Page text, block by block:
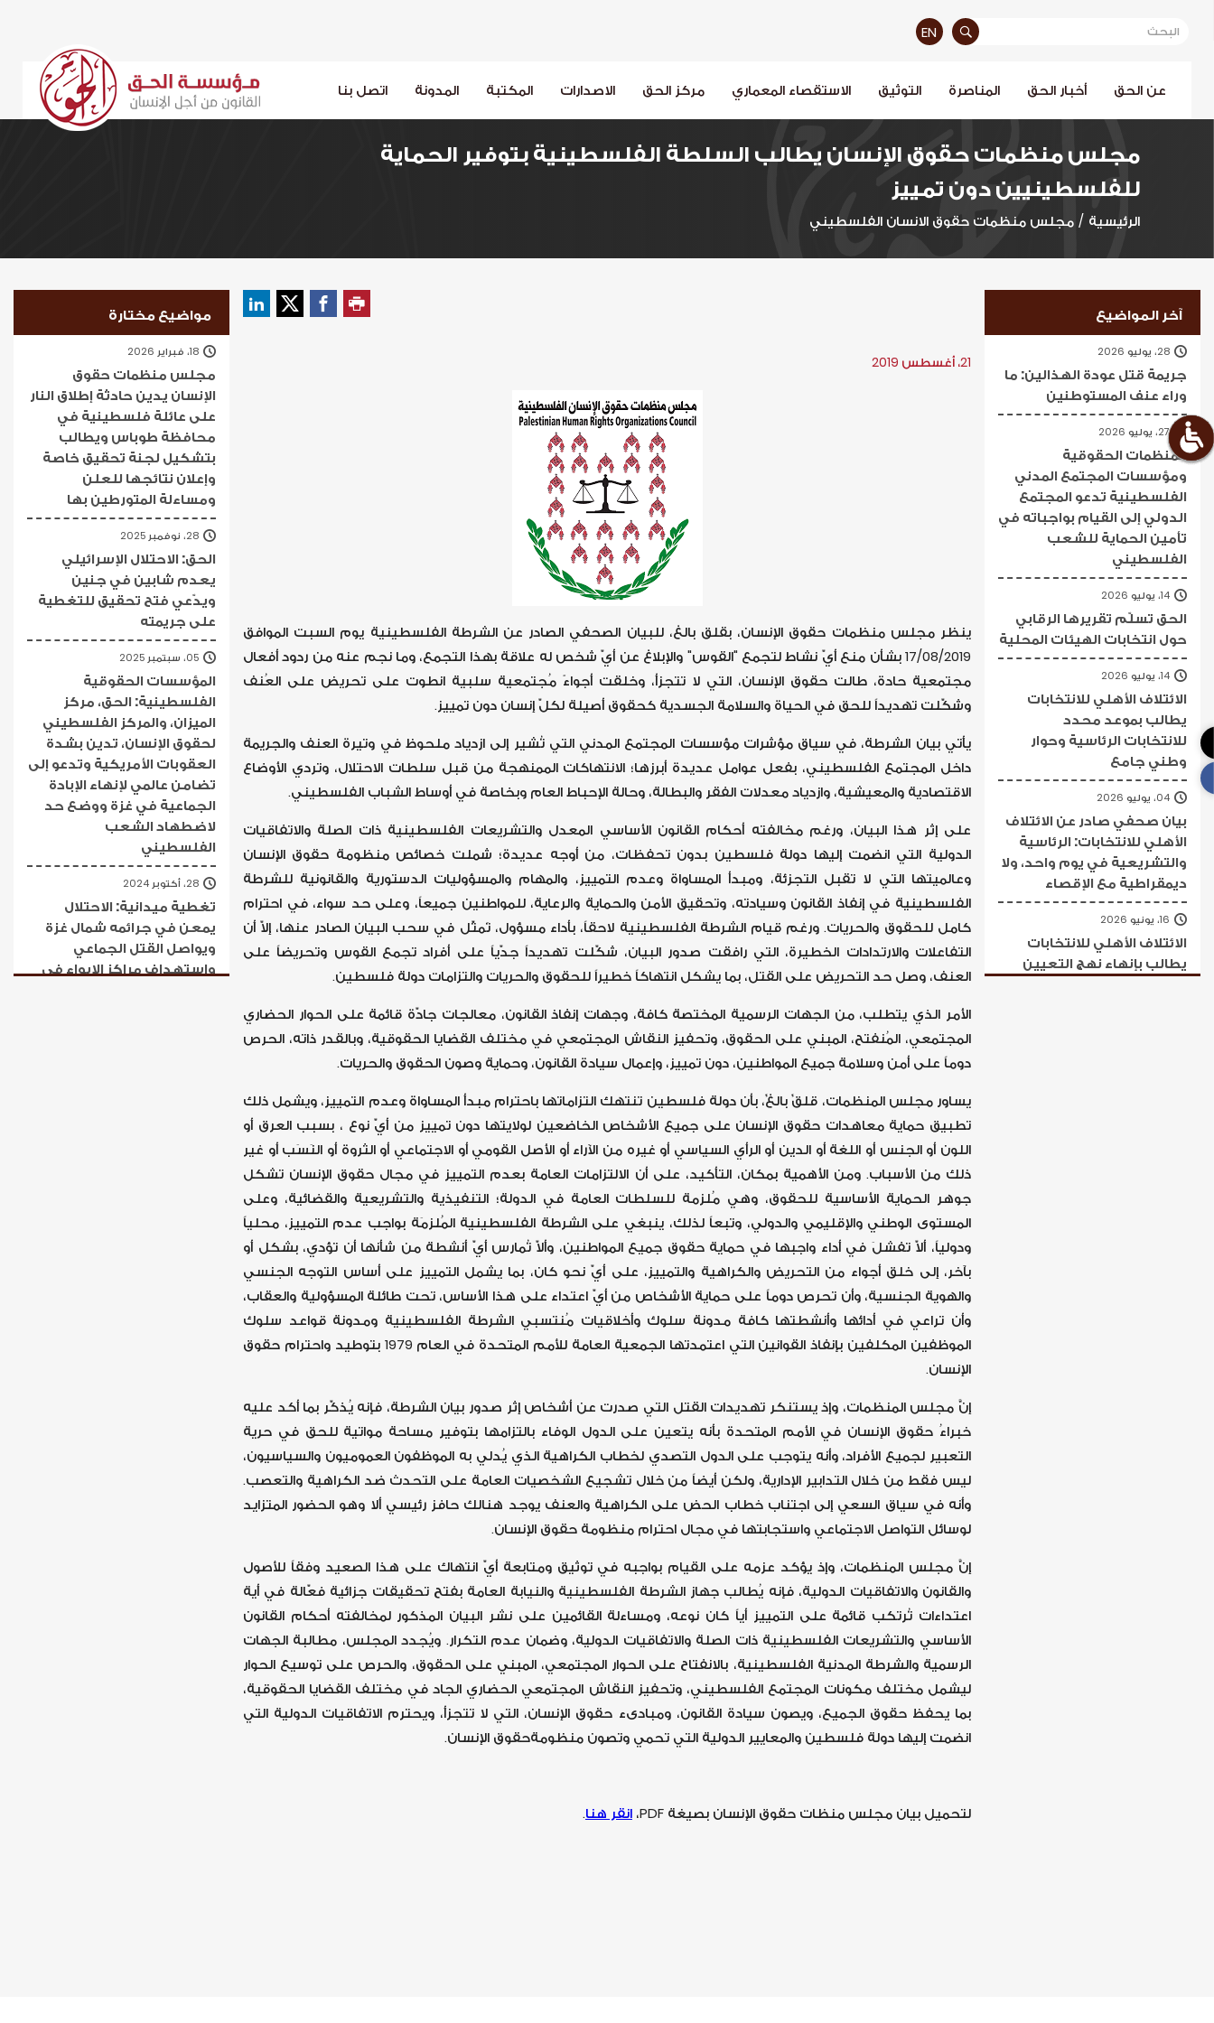
EN
عن الحق أخبار الحق المناصرة التوثيق الاستقصاء المعماري مركز الحق الاصدارات المكتبة المدونة اتصل بنا
مجلس منظمات حقوق الإنسان يطالب السلطة الفلسطينية بتوفير الحماية
للفلسطينيين دون تمييز
الرئيسية / مجلس منظمات حقوق الانسان الفلسطيني
آخر المواضيع
28، يوليو 2026
جريمة قتل عودة الهذالين: ما
وراء عنف المستوطنين
27، يوليو 2026
المنظمات الحقوقية
ومؤسسات المجتمع المدني
الفلسطينية تدعو المجتمع
الدولي إلى القيام بواجباته في
تأمين الحماية للشعب
الفلسطيني
14، يوليو 2026
الحق تسلّم تقريرها الرقابي
حول انتخابات الهيئات المحلية
14، يوليو 2026
الائتلاف الأهلي للانتخابات
يطالب بموعد محدد
للانتخابات الرئاسية وحوار
وطني جامع
04، يوليو 2026
بيان صحفي صادر عن الائتلاف
الأهلي للانتخابات: الرئاسية
والتشريعية في يوم واحد، ولا
ديمقراطية مع الإقصاء
16، يونيو 2026
الائتلاف الأهلي للانتخابات
يطالب بإنهاء نهج التعيين
21، أغسطس 2019
ينظر مجلس منظمات حقوق الإنسان، بقلق بالغ، للبيان الصحفي الصادر عن الشرطة الفلسطينية يوم السبت الموافق
17/08/2019 بشأن منع أيّ نشاط لتجمع "القوس" والإبلاغ عن أيّ شخص له علاقة بهذا التجمع، وما نجم عنه من ردود أفعال
مجتمعية حادة، طالت حقوق الإنسان، التي لا تتجزأ، وخلقت أجواءً مُجتمعية سلبية انطوت على تحريض على العُنف
وشكّلت تهديداً للحق في الحياة والسلامة الجسدية كحقوق أصيلة لكلّ إنسان دون تمييز.
يأتي بيان الشرطة، في سياق مؤشرات مؤسسات المجتمع المدني التي تُشير إلى ازدياد ملحوظ في وتيرة العنف والجريمة
داخل المجتمع الفلسطيني، بفعل عوامل عديدة أبرزها؛ الانتهاكات الممنهجة من قبل سلطات الاحتلال، وتردي الأوضاع
الاقتصادية والمعيشية، وازدياد معدلات الفقر والبطالة، وحالة الإحباط العام وبخاصة في أوساط الشباب الفلسطيني.
على إثر هذا البيان، ورغم مخالفته أحكام القانون الأساسي المعدل والتشريعات الفلسطينية ذات الصلة والاتفاقيات
الدولية التي انضمت إليها دولة فلسطين بدون تحفظات، من أوجه عديدة؛ شملت خصائص منظومة حقوق الإنسان
وعالميتها التي لا تقبل التجزئة، ومبدأ المساواة وعدم التمييز، والمهام والمسؤوليات الدستورية والقانونية للشرطة
الفلسطينية في إنفاذ القانون وسيادته، وتحقيق الأمن والحماية والرعاية، للمواطنين جميعاً، وعلى حد سواء، في احترام
كامل للحقوق والحريات. ورغم قيام الشرطة الفلسطينية لاحقاً، بأداء مسؤول، تَمثّل في سحب البيان الصادر عنها، إلاّ أن
التفاعلات والارتدادات الخطيرة، التي رافقت صدور البيان، شكّلت تهديداً جدّياً على أفراد تجمع القوس وتحريضاً على
العنف، وصل حد التحريض على القتل، بما يشكل انتهاكاً خطيراً للحقوق والحريات والتزامات دولة فلسطين.
الأمر الذي يتطلب، من الجهات الرسمية المختصة كافة، وجهات إنفاذ القانون، معالجات جادّة قائمة على الحوار الحضاري
المجتمعي، المُنفتح، المبني على الحقوق، وتحفيز النقاش المجتمعي في مختلف القضايا الحقوقية، وبالقدر ذاته، الحرص
دوماً على أمن وسلامة جميع المواطنين، دون تمييز، وإعمال سيادة القانون، وحماية وصون الحقوق والحريات.
يساور مجلس المنظمات، قلقٌ بالغٌ، بأن دولة فلسطين تنتهك التزاماتها باحترام مبدأ المساواة وعدم التمييز، ويشمل ذلك
تطبيق حماية معاهدات حقوق الإنسان على جميع الأشخاص الخاضعين لولايتها دون تمييز من أيّ نوع ، بسبب العرق أو
اللون أو الجنس أو اللغة أو الدين أو الرأي السياسي أو غيره من الآراء أو الأصل القومي أو الاجتماعي أو الثروة أو النَسَب أو غير
ذلك من الأسباب. ومن الأهمية بمكان، التأكيد، على أن الالتزامات العامة بعدم التمييز في مجال حقوق الإنسان تشكل
جوهر الحماية الأساسية للحقوق، وهي مُلزمة للسلطات العامة في الدولة؛ التنفيذية والتشريعية والقضائية، وعلى
المستوى الوطني والإقليمي والدولي، وتبعاً لذلك، ينبغي على الشرطة الفلسطينية المُلزمَة بواجب عدم التمييز، محلياً
ودولياً، ألاّ تفشلَ في أداء واجبها في حماية حقوق جميع المواطنين، وألاّ تُمارس أيّ أنشطة من شأنها أن تؤدي، بشكل أو
بآخر، إلى خلق أجواء من التحريض والكراهية والتمييز، على أيّ نحو كان، بما يشمل التمييز على أساس التوجه الجنسي
والهوية الجنسية، وأن تحرص دوماً على حماية الأشخاص من أيّ اعتداء على هذا الأساس، تحت طائلة المسؤولية والعقاب،
وأن تراعي في أدائها وأنشطتها كافة مدونة سلوك وأخلاقيات مُنتسبي الشرطة الفلسطينية ومدونة قواعد سلوك
الموظفين المكلفين بإنفاذ القوانين التي اعتمدتها الجمعية العامة للأمم المتحدة في العام 1979 بتوطيد واحترام حقوق
الإنسان.
إنَّ مجلس المنظمات، وإذ يستنكر تهديدات القتل التي صدرت عن أشخاص إثر صدور بيان الشرطة، فإنه يُذكّر بما أكد عليه
خبراءُ حقوق الإنسان في الأمم المتحدة بأنه يتعين على الدول الوفاء بالتزامها بتوفير مساحة مواتية للحق في حرية
التعبير لجميع الأفراد، وأنه يتوجب على الدول التصدي لخطاب الكراهية الذي يُدلي به الموظفون العموميون والسياسيون،
ليس فقط من خلال التدابير الإدارية، ولكن أيضاً من خلال تشجيع الشخصيات العامة على التحدث ضد الكراهية والتعصب.
وأنه في سياق السعي إلى اجتناب خطاب الحض على الكراهية والعنف يوجد هنالك حافز رئيسي ألا وهو الحضور المتزايد
لوسائل التواصل الاجتماعي واستجابتها في مجال احترام منظومة حقوق الإنسان.
إنَّ مجلس المنظمات، وإذ يؤكد عزمه على القيام بواجبه في توثيق ومتابعة أيّ انتهاك على هذا الصعيد وفقاً للأصول
والقانون والاتفاقيات الدولية، فإنه يُطالب جهاز الشرطة الفلسطينية والنيابة العامة بفتح تحقيقات جزائية فعّالة في أية
اعتداءات تُرتكب قائمة على التمييز أياً كان نوعه، ومساءلة القائمين على نشر البيان المذكور لمخالفته أحكام القانون
الأساسي والتشريعات الفلسطينية ذات الصلة والاتفاقيات الدولية، وضمان عدم التكرار. ويُجدد المجلس، مطالبة الجهات
الرسمية والشرطة المدنية الفلسطينية، بالانفتاح على الحوار المجتمعي، المبني على الحقوق، والحرص على توسيع الحوار
ليشمل مختلف مكونات المجتمع الفلسطيني، وتحفيز النقاش المجتمعي الحضاري الجاد في مختلف القضايا الحقوقية،
بما يحفظ حقوق الجميع، ويصون سيادة القانون، ومبادىء حقوق الإنسان، التي لا تتجزأ، ويحترم الاتفاقيات الدولية التي
انضمت إليها دولة فلسطين والمعايير الدولية التي تحمي وتصون منظومةحقوق الإنسان.
لتحميل بيان مجلس منظات حقوق الإنسان بصيغة PDF، انقر هنا.
مواضيع مختارة
18، فبراير 2026
مجلس منظمات حقوق
الإنسان يدين حادثة إطلاق النار
على عائلة فلسطينية في
محافظة طوباس ويطالب
بتشكيل لجنة تحقيق خاصة
وإعلان نتائجها للعلن
ومساءلة المتورطين بها
28، نوفمبر 2025
الحق: الاحتلال الإسرائيلي
يعدم شابين في جنين
ويدّعي فتح تحقيق للتغطية
على جريمته
05، سبتمبر 2025
المؤسسات الحقوقية
الفلسطينية: الحق، مركز
الميزان، والمركز الفلسطيني
لحقوق الإنسان، تدين بشدة
العقوبات الأمريكية وتدعو إلى
تضامن عالمي لإنهاء الإبادة
الجماعية في غزة ووضع حد
لاضطهاد الشعب
الفلسطيني
28، أكتوبر 2024
تغطية ميدانية: الاحتلال
يمعن في جرائمه شمال غزة
ويواصل القتل الجماعي
واستهداف مراكز الإيواء في